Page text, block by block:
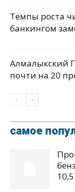
Темпы роста
банкингом
Алмалыкский
почти на 20
самое